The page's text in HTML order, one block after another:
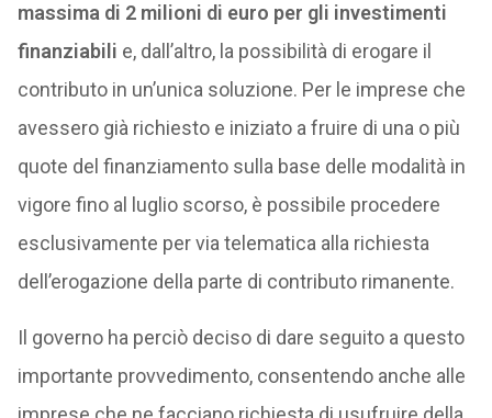
massima di 2 milioni di euro per gli investimenti
finanziabili e, dall’altro, la possibilità di erogare il
contributo in un’unica soluzione. Per le imprese che
avessero già richiesto e iniziato a fruire di una o più
quote del finanziamento sulla base delle modalità in
vigore fino al luglio scorso, è possibile procedere
esclusivamente per via telematica alla richiesta
dell’erogazione della parte di contributo rimanente.
Il governo ha perciò deciso di dare seguito a questo
importante provvedimento, consentendo anche alle